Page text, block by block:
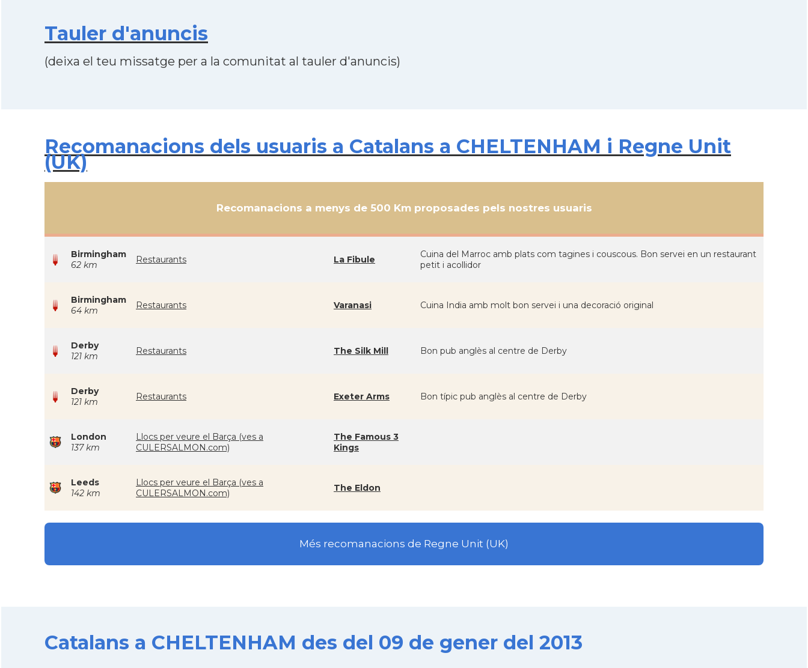
Tauler d'anuncis
(deixa el teu missatge per a la comunitat al tauler d'anuncis)
Recomanacions dels usuaris a Catalans a CHELTENHAM i Regne Unit
(UK)
Recomanacions a menys de 500 Km proposades pels nostres usuaris
Birmingham
62 km
Restaurants La Fibule
Cuina del Marroc amb plats com tagines i couscous. Bon servei en un restaurant
petit i acollidor
Birmingham
64 km
Restaurants Varanasi Cuina India amb molt bon servei i una decoració original
Derby
121 km
Restaurants The Silk Mill Bon pub anglès al centre de Derby
Derby
121 km
Restaurants Exeter Arms Bon típic pub anglès al centre de Derby
London
137 km
Llocs per veure el Barça (ves a
CULERSALMON.com)
The Famous 3
Kings
Leeds
142 km
Llocs per veure el Barça (ves a
CULERSALMON.com)
The Eldon
Més recomanacions de Regne Unit (UK)
Catalans a CHELTENHAM des del 09 de gener del 2013